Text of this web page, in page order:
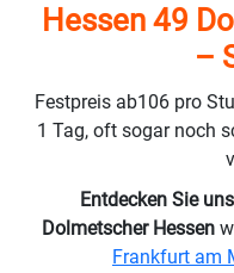
Hessen 49
–
Festpreis ab106 pro
1 Tag, oft sogar noch
Entdecken Sie
Dolmetscher Hessen
Frankfurt am